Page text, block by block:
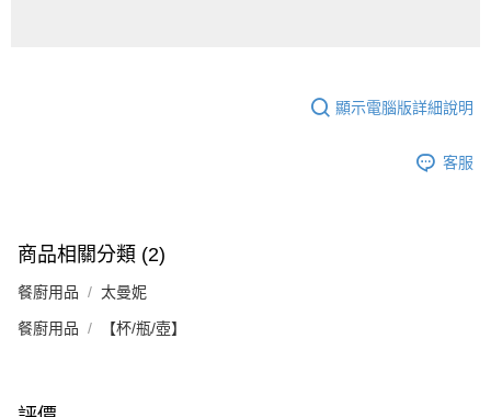
顯示電腦版詳細說明
客服
商品相關分類 (2)
餐廚用品 太曼妮
餐廚用品 【杯/瓶/壺】